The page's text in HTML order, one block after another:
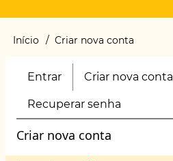
Main
Trilha
navegação
Início Criar nova conta
Primary
Entrar Criar nova conta
Recuperar senha
Criar nova conta